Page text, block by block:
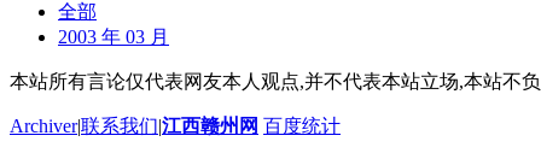
全部
2003 年 03 月
本站所有言论仅代表网友本人观点,并不代表本站立场,本站不
Archiver|联系我们|江西赣州网 百度统计